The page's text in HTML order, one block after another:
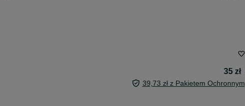
35 zł
39,73 zł z Pakietem Ochronnym